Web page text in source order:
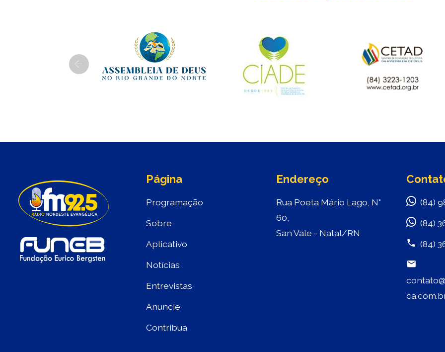
Previous
Página
Programação
Sobre
Aplicativo
Notícias
Entrevistas
Anuncie
Contribua
Endereço
Rua Poeta Mário Lago, N°
60,
San Vale - Natal/RN
(84)
(84)
(84)